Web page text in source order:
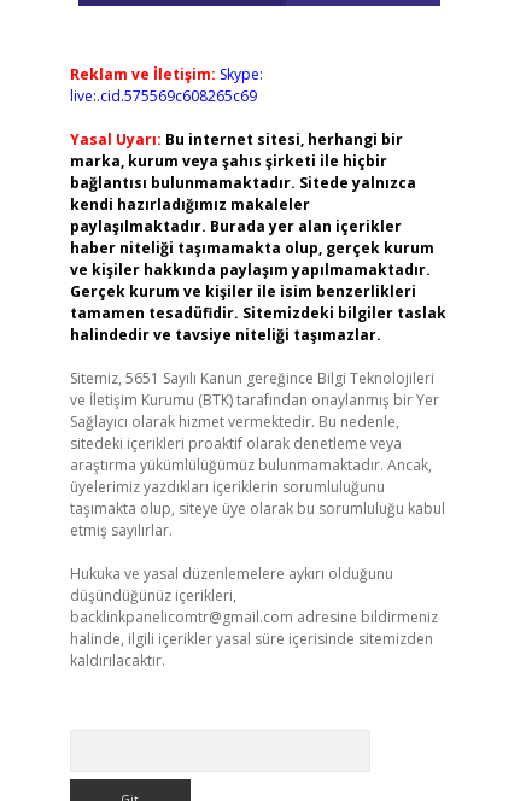
Reklam ve İletişim: Skype:
live:.cid.575569c608265c69
Yasal Uyarı: Bu internet sitesi, herhangi bir
marka, kurum veya şahıs şirketi ile hiçbir
bağlantısı bulunmamaktadır. Sitede yalnızca
kendi hazırladığımız makaleler
paylaşılmaktadır. Burada yer alan içerikler
haber niteliği taşımamakta olup, gerçek kurum
ve kişiler hakkında paylaşım yapılmamaktadır.
Gerçek kurum ve kişiler ile isim benzerlikleri
tamamen tesadüfidir. Sitemizdeki bilgiler taslak
halindedir ve tavsiye niteliği taşımazlar.
Sitemiz, 5651 Sayılı Kanun gereğince Bilgi Teknolojileri
ve İletişim Kurumu (BTK) tarafından onaylanmış bir Yer
Sağlayıcı olarak hizmet vermektedir. Bu nedenle,
sitedeki içerikleri proaktif olarak denetleme veya
araştırma yükümlülüğümüz bulunmamaktadır. Ancak,
üyelerimiz yazdıkları içeriklerin sorumluluğunu
taşımakta olup, siteye üye olarak bu sorumluluğu kabul
etmiş sayılırlar.
Hukuka ve yasal düzenlemelere aykırı olduğunu
düşündüğünüz içerikleri,
backlinkpanelicomtr@gmail.com adresine bildirmeniz
halinde, ilgili içerikler yasal süre içerisinde sitemizden
kaldırılacaktır.